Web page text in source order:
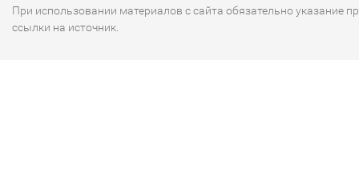
При использовании материалов с сайта обязательно указание
ссылки на источник.